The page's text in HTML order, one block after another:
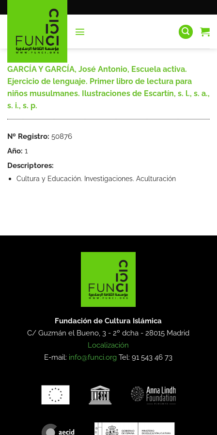
al
GARCÍA Y GARCÍA, José Antonio, Escuela activa.
Ejercicio de lenguaje. Primer libro de lectura para
niños musulmanes. Ilustraciones de Escartín, s. l., s. a.,
s. i., s. p.
Nº Registro: 50876
Año: 1
Descriptores:
Cultura y Educación. Investigaciones. Aculturación
Fundación de Cultura Islámica
C/ Guzmán el Bueno, 3 - 2º dcha -28015 Madrid
Localización
E-mail: info@funci.org Tel: 91 543 46 73